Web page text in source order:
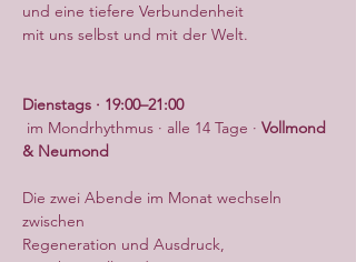
und eine tiefere Verbundenheit
mit uns selbst und mit der Welt.
Dienstags · 19:00–21:00
im Mondrhythmus · alle 14 Tage · Vollmond
& Neumond
Die zwei Abende im Monat wechseln
zwischen
Regeneration und Ausdruck,